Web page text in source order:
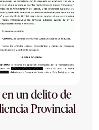
un delito de
Provincial